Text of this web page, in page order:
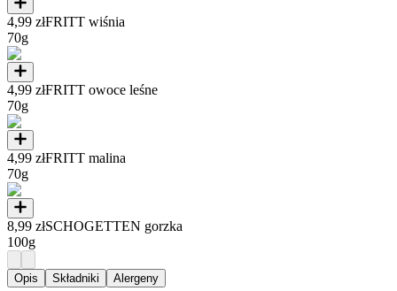
4,99 złFRITT wiśnia
70g
4,99 złFRITT owoce leśne
70g
4,99 złFRITT malina
70g
8,99 złSCHOGETTEN gorzka
100g
Opis Składniki Alergeny